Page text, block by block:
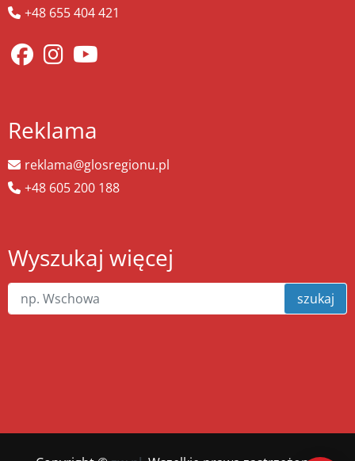
+48 655 404 421
Reklama
reklama@glosregionu.pl
+48 605 200 188
Wyszukaj więcej
szukaj